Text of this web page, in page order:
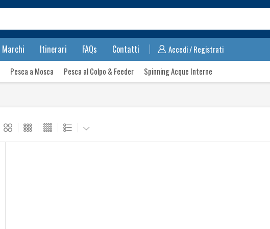
input
Marchi Itinerari FAQs Contatti Accedi / Registrati
Pesca a Mosca Pesca al Colpo & Feeder Spinning Acque Interne